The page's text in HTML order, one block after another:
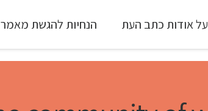
על אודות כתב העת הנחיות להגשת מאמר